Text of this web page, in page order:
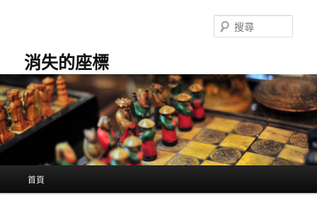
容
消失的座標
尋
首頁